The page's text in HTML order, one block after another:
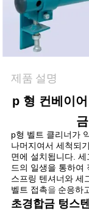
의
기
뉴
스
사
건
제품 설명
p 형 컨베이
p형 벨트 클리너가
나머지여서 세척되
면에 설치됩니다.
드의 일생을 통하여
스프링 텐셔너와 세
벨트 접촉을 순응하
초경합금 텅스